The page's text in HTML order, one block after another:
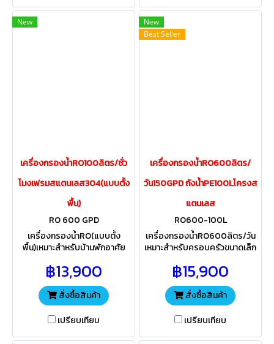
New
เครื่องกรองน้ำRO100ลิตร/ชั่ว
โมงเฟรมสแตนเลส304(แบบตั้ง
พื้น)
RO 600 GPD
เครื่องกรองน้ำRO(แบบตั้ง
พื้น)เหมาะสำหรับบ้านพักอาศัย
ราชการ เอกชนที่ต้องการน้ำ
สะอาดใช้ดื่มหุงต้มทำอาหาร
฿13,900
สั่งซื้อสินค้า
เปรียบเทียบ
New
Best Seller
เครื่องกรองน้ำRO600ลิตร/
วัน150GPD ถังน้ำPE100Lโครงส
แตนเลส
RO600-100L
เครื่องกรองน้ำRO600ลิตร/วัน
เหมาะสำหรับครอบครัวขนาดเล็ก
อาหาร กาแฟ ที่ต้องการน้ำสะอาด
ใช้ดื่ม หุงต้มทำอาหาร
฿15,900
สั่งซื้อสินค้า
เปรียบเทียบ